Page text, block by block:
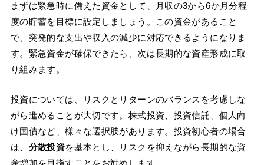
まずは緊急時に備えた資金として、月収の3から6か月分程
度の貯蓄を目標に設定しましょう。この資金があること
で、突発的な支出や収入の減少に対応できるようになりま
す。緊急資金が確保できたら、次は長期的な資産形成に取
り組みます。
投資については、リスクとリターンのバランスを考慮しな
がら進めることが大切です。株式投資、投資信託、個人向
け国債など、様々な選択肢があります。投資初心者の場合
は、 分散投資を基本とし、リスクを抑えながら長期的な資
産増加を目指すことをお勧めします。